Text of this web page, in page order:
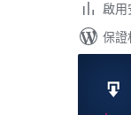
啟
保證